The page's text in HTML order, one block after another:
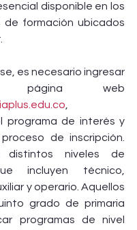
disponible en los
formación ubicados
es necesario ingresar
programa de interés y
de inscripción.
distintos niveles de
incluyen técnico,
y operario. Aquellos
grado de primaria
programas de nivel